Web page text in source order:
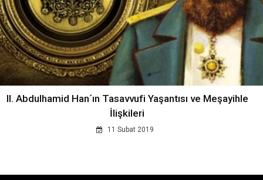
II. Abdulhamid Han´ın Tasavvufi Yaşantısı ve Meşayihle
İlişkileri
11 Subat 2019